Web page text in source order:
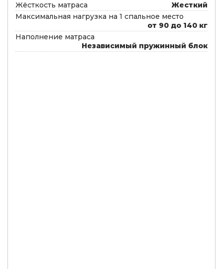
Жёсткость матраса
Жесткий
Максимальная нагрузка на 1 спальное место
от 90 до 140 кг
Наполнение матраса
Независимый пружинный блок